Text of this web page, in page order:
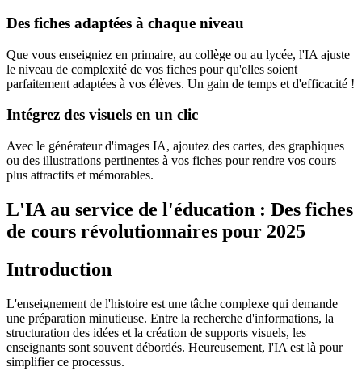
Des fiches adaptées à chaque niveau
Que vous enseigniez en primaire, au collège ou au lycée, l'IA ajuste
le niveau de complexité de vos fiches pour qu'elles soient
parfaitement adaptées à vos élèves. Un gain de temps et d'efficacité !
Intégrez des visuels en un clic
Avec le générateur d'images IA, ajoutez des cartes, des graphiques
ou des illustrations pertinentes à vos fiches pour rendre vos cours
plus attractifs et mémorables.
L'IA au service de l'éducation : Des fiches
de cours révolutionnaires pour 2025
Introduction
L'enseignement de l'histoire est une tâche complexe qui demande
une préparation minutieuse. Entre la recherche d'informations, la
structuration des idées et la création de supports visuels, les
enseignants sont souvent débordés. Heureusement, l'IA est là pour
simplifier ce processus.